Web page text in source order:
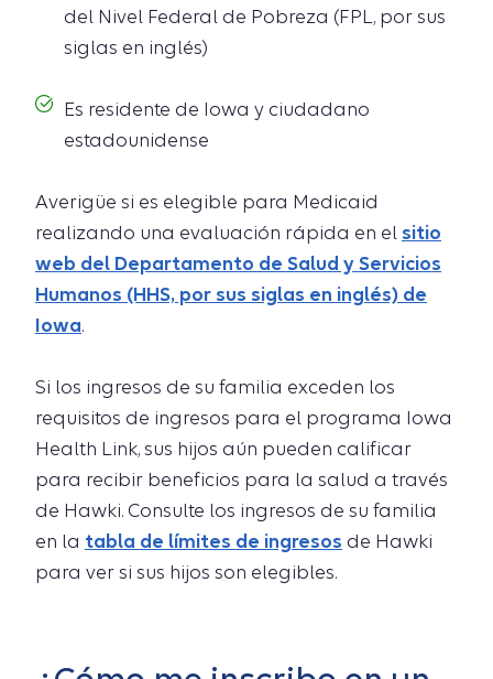
del Nivel Federal de Pobreza (FPL, por sus
siglas en inglés)
Es residente de Iowa y ciudadano
estadounidense
Averigüe si es elegible para Medicaid
realizando una evaluación rápida en el sitio
web del Departamento de Salud y Servicios
Humanos (HHS, por sus siglas en inglés) de
Iowa.
Si los ingresos de su familia exceden los
requisitos de ingresos para el programa Iowa
Health Link, sus hijos aún pueden calificar
para recibir beneficios para la salud a través
de Hawki. Consulte los ingresos de su familia
en la tabla de límites de ingresos de Hawki
para ver si sus hijos son elegibles.